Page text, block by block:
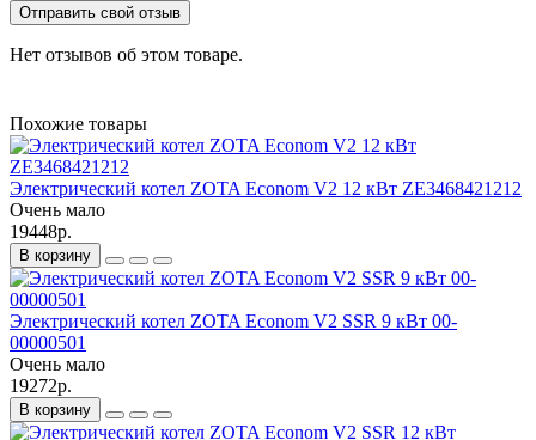
Отправить свой отзыв
Нет отзывов об этом товаре.
Похожие товары
Электрический котел ZOTA Econom V2 12 кВт ZE3468421212
Очень мало
19448р.
В корзину
Электрический котел ZOTA Econom V2 SSR 9 кВт 00-
00000501
Очень мало
19272р.
В корзину